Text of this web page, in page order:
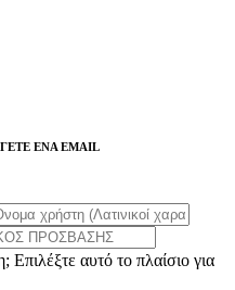
ΕΝΑ EMAIL
αυτό το πλαίσιο για